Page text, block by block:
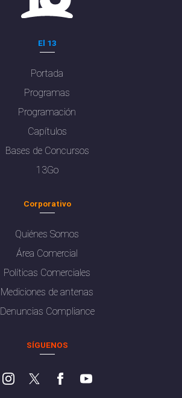
El 13
Portada
Programas
Programación
Capítulos
Bases de Concursos
13Go
Corporativo
Quiénes Somos
Área Comercial
Políticas Comerciales
Mediciones de antenas
Denuncias Compliance
SÍGUENOS